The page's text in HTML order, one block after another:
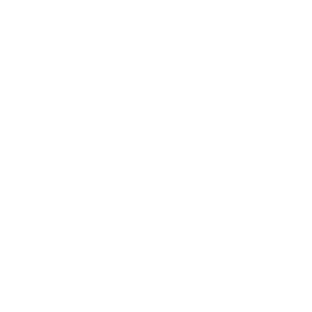
para Pet
Veterinários
Cachorro
de Cães
para Cães